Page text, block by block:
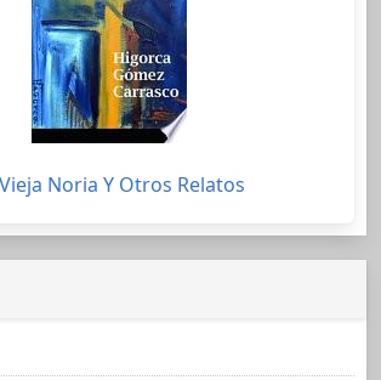
Noria Y Otros Relatos